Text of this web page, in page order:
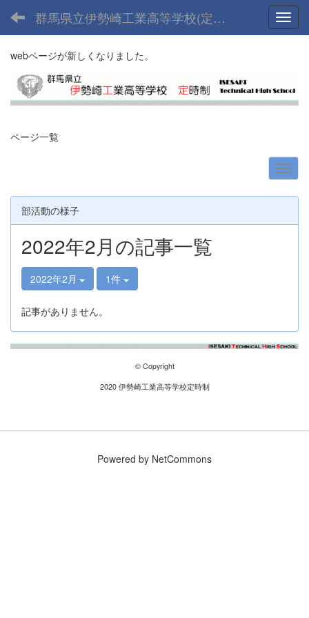
群馬県立伊勢崎工業高等学校(定時制課程)
webページが新しくなりました。
ページ一覧
部活動の様子
2022年2月の記事一覧
2022年2月 1件
記事がありません。
© Copyright
2020 伊勢崎工業高等学校定時制
Powered by NetCommons